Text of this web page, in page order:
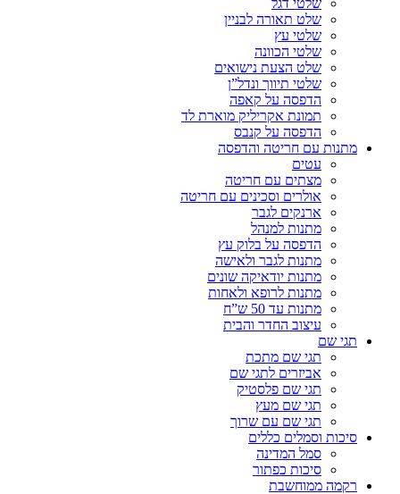
שלטי דגל
שלט תאורה לבניין
שלטי עץ
שלטי הכוונה
שלט הצעת נישואים
שלטי תיווך ונדל”ן
הדפסה על קאפה
תמונת אקריליק מוארת לד
הדפסה על קנבס
מתנות עם חריטה והדפסה
עטים
מצתים עם חריטה
אולרים וסכינים עם חריטה
ארנקים לגבר
מתנות למנהל
הדפסה על בלוק עץ
מתנות לגבר ולאישה
מתנות יודאיקה שונים
מתנות לרופא ולאחות
מתנות עד 50 ש”ח
עיצוב החדר והבית
תגי שם
תגי שם מתכת
אביזרים לתגי שם
תגי שם פלסטיק
תגי שם מעץ
תגי שם עם שרוך
סיכות וסמלים כללים
סמל המדינה
סיכות כפתור
רקמה ממוחשבת